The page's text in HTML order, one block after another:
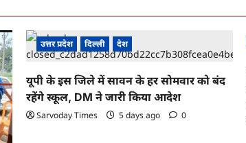
उत्तर प्रदेश दिल्ली देश
यूपी के इस जिले में सावन के हर सोमवार को बंद
रहेंगे स्कूल, DM ने जारी किया आदेश
Sarvoday Times 5 days ago 0